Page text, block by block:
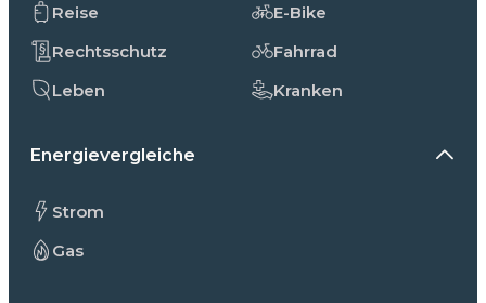
Reise
Rechtsschutz
Leben
E-Bike
Fahrrad
Kranken
Energievergleiche
Strom
Gas